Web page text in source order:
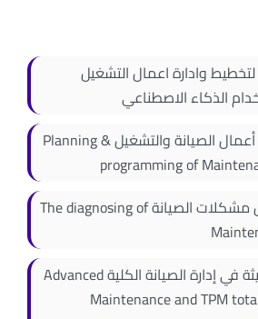
الأخبار
الفعاليات
اتصل بنا
لتخطيط وادارة اعمال التشغيل
الذكاء الاصطناعي
تخطيط وبرمجة أعمال الصيانة والتشغيل Planning &
programming of
تشخيص وتحليل مشكلات الصيانة The diagnosing of
الاتجاهات الحديثة في إدارة الصيانة الكلية Advanced
Maintenance and TPM